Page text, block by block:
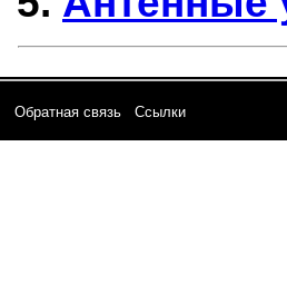
Обратная связь Ссылки